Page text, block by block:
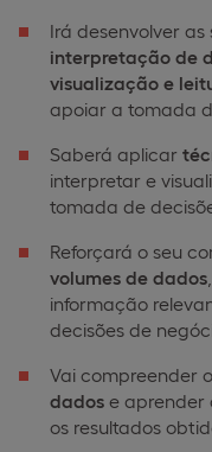
Irá desenvolver
interpretação de
visualização e
apoiar a tomada
Saberá aplicar
interpretar e
tomada de
Reforçará o seu
volumes de dados
informação
decisões de
Vai compreender o
dados e aprender
os resultados